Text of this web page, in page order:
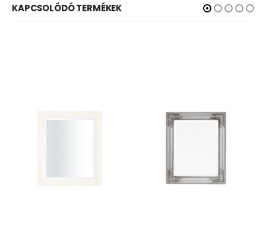
KAPCSOLÓDÓ TERMÉKEK